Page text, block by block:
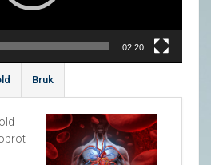
02:20
Bruk